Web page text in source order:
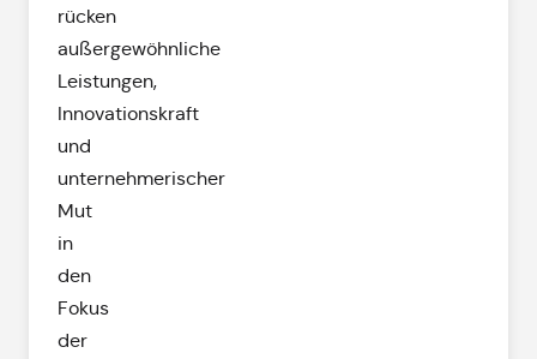
rücken
außergewöhnliche
Leistungen,
Innovationskraft
und
unternehmerischer
Mut
in
den
Fokus
der